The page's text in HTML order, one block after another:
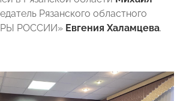
Рязанского областного
РОССИИ» Евгения Халамцева.